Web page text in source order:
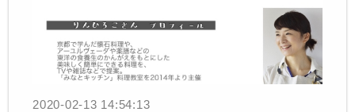
2020-02-13 14:54:13